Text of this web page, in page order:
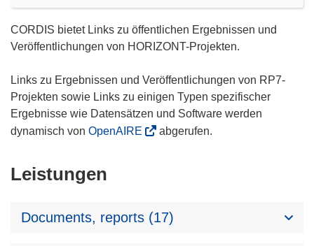
CORDIS bietet Links zu öffentlichen Ergebnissen und
Veröffentlichungen von HORIZONT-Projekten.
Links zu Ergebnissen und Veröffentlichungen von RP7-
Projekten sowie Links zu einigen Typen spezifischer
Ergebnisse wie Datensätzen und Software werden
dynamisch von OpenAIRE abgerufen.
Leistungen
Documents, reports (17)